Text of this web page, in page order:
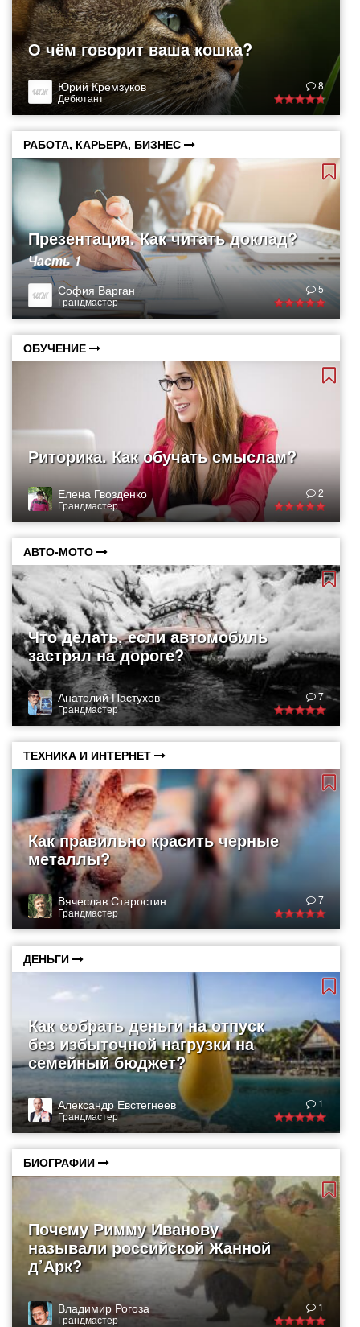
О чём говорит ваша кошка?
Юрий Кремзуков
Дебютант
8
РАБОТА, КАРЬЕРА, БИЗНЕС
Презентация. Как читать доклад?
Часть 1
София Варган
Грандмастер
5
ОБУЧЕНИЕ
Риторика. Как обучать смыслам?
Елена Гвозденко
Грандмастер
2
АВТО-МОТО
Что делать, если автомобиль
застрял на дороге?
Анатолий Пастухов
Грандмастер
7
ТЕХНИКА И ИНТЕРНЕТ
Как правильно красить черные
металлы?
Вячеслав Старостин
Грандмастер
7
ДЕНЬГИ
Как собрать деньги на отпуск
без избыточной нагрузки на
семейный бюджет?
Александр Евстегнеев
Грандмастер
1
БИОГРАФИИ
Почему Римму Иванову
называли российской Жанной
д’Арк?
Владимир Рогоза
Грандмастер
1